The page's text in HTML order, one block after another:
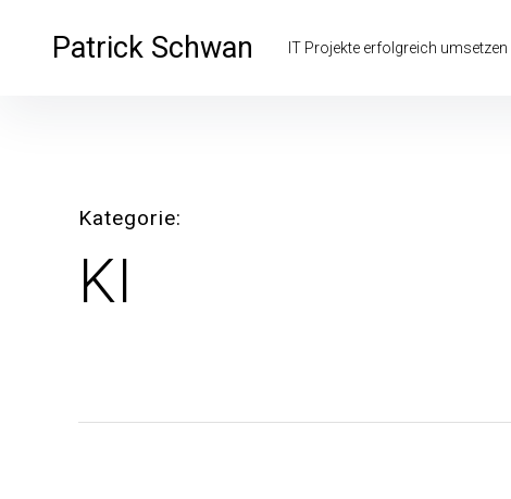
überspringenPatrick Schwan IT Projekte erfolgreich umsetzen
Kategorie
KI